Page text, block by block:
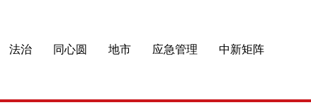
法治 同心圆 地市 应急管理 中新矩阵